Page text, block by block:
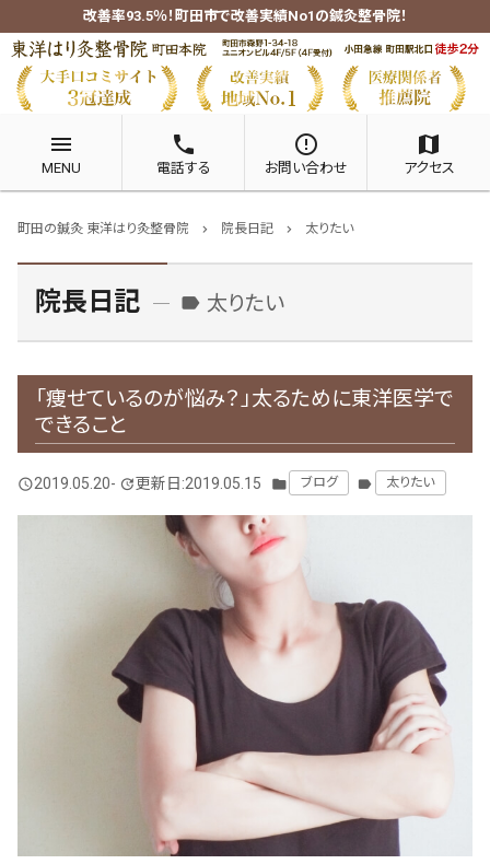
改善率93.5％！町田市で改善実績No1の鍼灸整骨院！
menu
MENU
phone
電話する
error_outline
お問い合わせ
map
アクセス
町田の鍼灸 東洋はり灸整骨院 chevron_right 院長日記 chevron_right 太りたい
院長日記 label 太りたい
「痩せているのが悩み？」太るために東洋医学で
できること
query_builder2019.05.20- update更新日:2019.05.15 folder ブログ label 太りたい